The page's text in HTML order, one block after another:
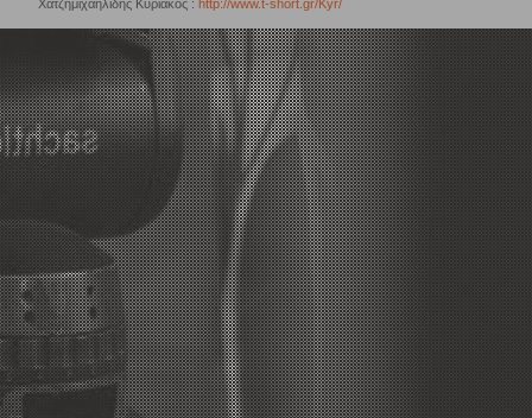
Χατζημιχαηλίδης Κυριάκος : http://www.t-short.gr/Kyr/